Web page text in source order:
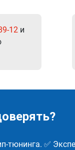
12 и
тюнинга. ✅